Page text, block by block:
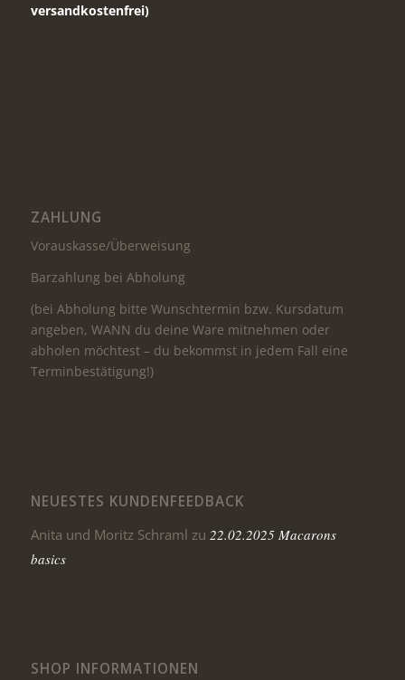
versandkostenfrei)
ZAHLUNG
Vorauskasse/Überweisung
Barzahlung bei Abholung
(bei Abholung bitte Wunschtermin bzw. Kursdatum
angeben, WANN du deine Ware mitnehmen oder
abholen möchtest – du bekommst in jedem Fall eine
Terminbestätigung!)
NEUESTES KUNDENFEEDBACK
Anita und Moritz Schraml zu 22.02.2025 Macarons
basics
SHOP INFORMATIONEN